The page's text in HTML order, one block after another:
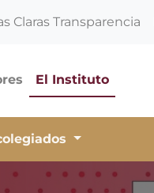
Claras Transparencia
El Instituto